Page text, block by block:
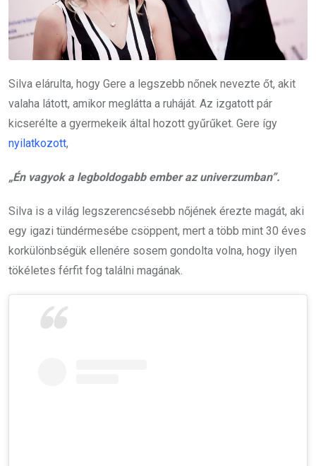
Silva elárulta, hogy Gere a legszebb nőnek nevezte őt, akit
valaha látott, amikor meglátta a ruháját. Az izgatott pár
kicserélte a gyermekeik által hozott gyűrűket. Gere így
nyilatkozott,
„Én vagyok a legboldogabb ember az univerzumban”.
Silva is a világ legszerencsésebb nőjének érezte magát, aki
egy igazi tündérmesébe csöppent, mert a több mint 30 éves
korkülönbségük ellenére sosem gondolta volna, hogy ilyen
tökéletes férfit fog találni magának.